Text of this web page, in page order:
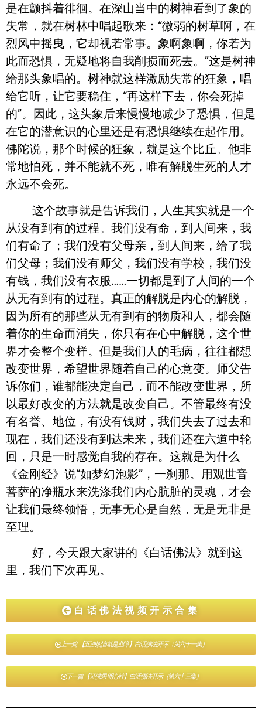
是在颤抖着徘徊。在深山当中的树神看到了象的
失常，就在树林中唱起歌来：“微弱的树草啊，在
烈风中摇曳，它却视若常事。象啊象啊，你若为
此而恐惧，无疑地将自我削损而死去。”这是树神
给那头象唱的。树神就这样激励失常的狂象，唱
给它听，让它要稳住，“再这样下去，你会死掉
的”。因此，这头象后来慢慢地减少了恐惧，但是
在它的潜意识的心里还是有恐惧继续在起作用。
佛陀说，那个时候的狂象，就是这个比丘。他非
常地怕死，并不能就不死，唯有解脱生死的人才
永远不会死。
这个故事就是告诉我们，人生其实就是一个
从没有到有的过程。我们没有命，到人间来，我
们有命了；我们没有父母亲，到人间来，给了我
们父母；我们没有师父，我们没有学校，我们没
有钱，我们没有衣服……一切都是到了人间的一个
从无有到有的过程。真正的解脱是内心的解脱，
因为所有的那些从无有到有的物质和人，都会随
着你的生命而消失，你只有在心中解脱，这个世
界才会整个变样。但是我们人的毛病，往往都想
改变世界，希望世界随着自己的心意变。师父告
诉你们，谁都能决定自己，而不能改变世界，所
以最好改变的方法就是改变自己。不管最终有没
有名誉、地位，有没有钱财，我们失去了过去和
现在，我们还没有到达未来，我们还在六道中轮
回，只是一时感觉自我的存在。这就是为什么
《金刚经》说“如梦幻泡影”，一刹那。用观世音
菩萨的净瓶水来洗涤我们内心肮脏的灵魂，才会
让我们最终领悟，无事无心是自然，无是无非是
至理。
好，今天跟大家讲的《白话佛法》就到这
里，我们下次再见。
白话佛法视频开示合集
上一篇 【五浊烦恼就是业障】白话佛法开示（第六十一集）
下一篇 【证佛果 明心性】白话佛法开示（第六十三集）